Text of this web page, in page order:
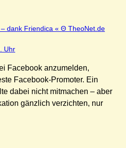
dank Friendica « Θ TheoNet.de
Uhr
Facebook anzumelden,
Facebook-Promoter. Ein
dabei nicht mitmachen – aber
gänzlich verzichten, nur